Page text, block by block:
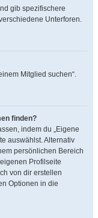
gib spezifischere
Unterforen.
Mitglied suchen“.
finden?
indem du „Eigene
auswählst. Alternativ
persönlichen Bereich
Profilseite
von dir erstellen
Optionen in die